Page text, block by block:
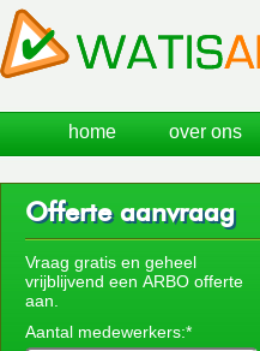
Offerte aanvraag
Vraag gratis en geheel
vrijblijvend een ARBO offerte
aan.
Aantal medewerkers:*
home over ons